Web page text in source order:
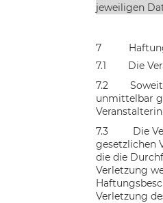
jeweiligen
7
7.1
Die
7.2
unmittelbar
7.3
Die
gesetzlichen
die die
Verletzung
Verletzung